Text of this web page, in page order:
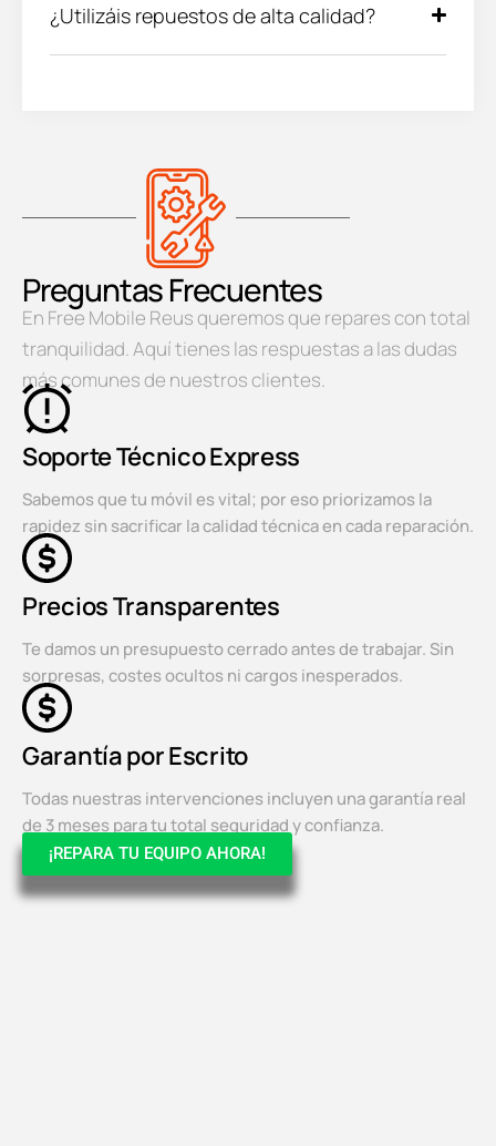
¿Utilizáis repuestos de alta calidad?
Preguntas Frecuentes
En Free Mobile Reus queremos que repares con total
tranquilidad. Aquí tienes las respuestas a las dudas
más comunes de nuestros clientes.
Soporte Técnico Express
Sabemos que tu móvil es vital; por eso priorizamos la
rapidez sin sacrificar la calidad técnica en cada reparación.
Precios Transparentes
Te damos un presupuesto cerrado antes de trabajar. Sin
sorpresas, costes ocultos ni cargos inesperados.
Garantía por Escrito
Todas nuestras intervenciones incluyen una garantía real
de 3 meses para tu total seguridad y confianza.
¡REPARA TU EQUIPO AHORA!